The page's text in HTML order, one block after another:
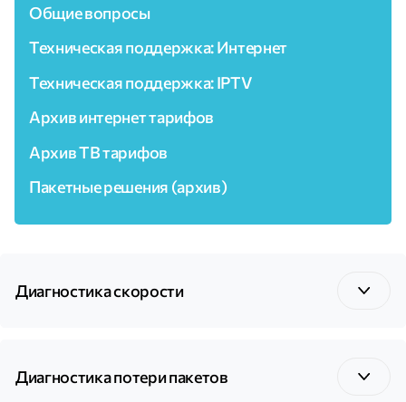
Общие вопросы
Техническая поддержка: Интернет
Техническая поддержка: IPTV
Архив интернет тарифов
Архив ТВ тарифов
Пакетные решения (архив)
Диагностика скорости
Диагностика потери пакетов